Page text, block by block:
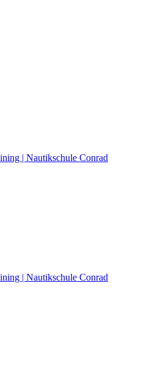
| Nautikschule Conrad
| Nautikschule Conrad